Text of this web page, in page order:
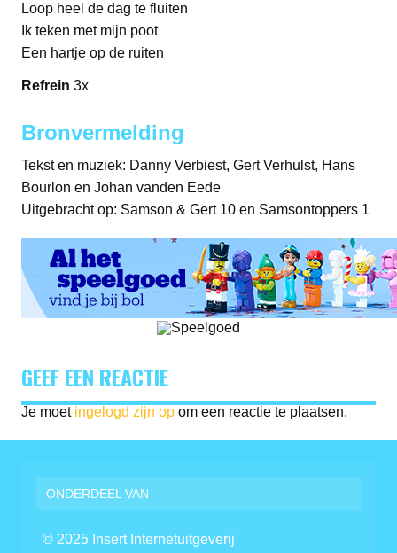
Loop heel de dag te fluiten
Ik teken met mijn poot
Een hartje op de ruiten
Refrein 3x
Bronvermelding
Tekst en muziek: Danny Verbiest, Gert Verhulst, Hans
Bourlon en Johan vanden Eede
Uitgebracht op: Samson & Gert 10 en Samsontoppers 1
GEEF EEN REACTIE
Je moet ingelogd zijn op om een reactie te plaatsen.
ONDERDEEL VAN
© 2025 Insert Internetuitgeverij